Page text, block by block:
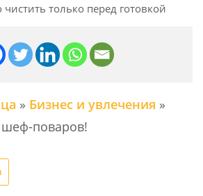
только перед готовкой
» Бизнес и увлечения »
шеф-поваров!